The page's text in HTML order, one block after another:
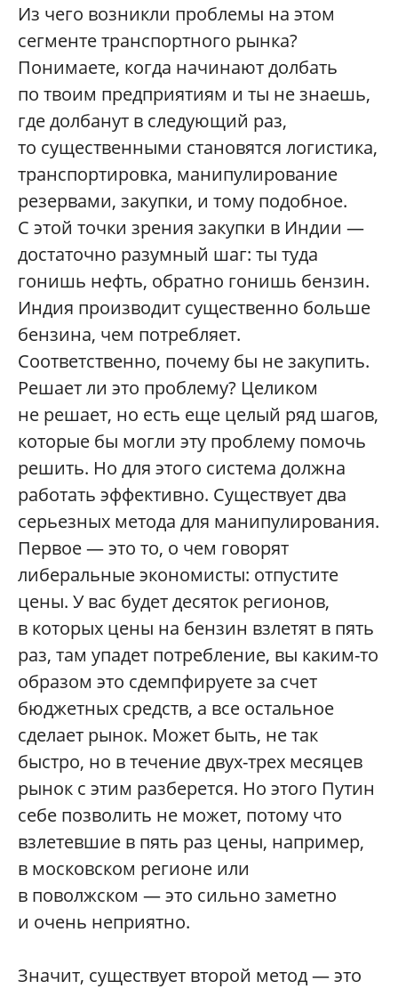
Из чего возникли проблемы на этом
сегменте транспортного рынка?
Понимаете, когда начинают долбать
по твоим предприятиям и ты не знаешь,
где долбанут в следующий раз,
то существенными становятся логистика,
транспортировка, манипулирование
резервами, закупки, и тому подобное.
С этой точки зрения закупки в Индии —
достаточно разумный шаг: ты туда
гонишь нефть, обратно гонишь бензин.
Индия производит существенно больше
бензина, чем потребляет.
Соответственно, почему бы не закупить.
Решает ли это проблему? Целиком
не решает, но есть еще целый ряд шагов,
которые бы могли эту проблему помочь
решить. Но для этого система должна
работать эффективно. Существует два
серьезных метода для манипулирования.
Первое — это то, о чем говорят
либеральные экономисты: отпустите
цены. У вас будет десяток регионов,
в которых цены на бензин взлетят в пять
раз, там упадет потребление, вы каким-то
образом это сдемпфируете за счет
бюджетных средств, а все остальное
сделает рынок. Может быть, не так
быстро, но в течение двух-трех месяцев
рынок с этим разберется. Но этого Путин
себе позволить не может, потому что
взлетевшие в пять раз цены, например,
в московском регионе или
в поволжском — это сильно заметно
и очень неприятно.
Значит, существует второй метод — это